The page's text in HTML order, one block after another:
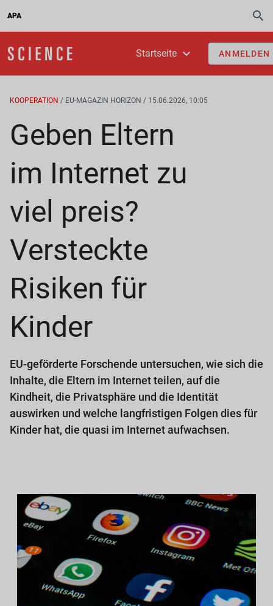
APA
Startseite ANMELDEN
KOOPERATION / EU-MAGAZIN HORIZON / 15.06.2026, 10:05
Geben Eltern
im Internet zu
viel preis?
Versteckte
Risiken für
Kinder
EU-geförderte Forschende untersuchen, wie sich die
Inhalte, die Eltern im Internet teilen, auf die
Kindheit, die Privatsphäre und die Identität
auswirken und welche langfristigen Folgen dies für
Kinder hat, die quasi im Internet aufwachsen.